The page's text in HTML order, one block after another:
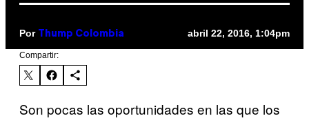
Por Thump Colombia abril 22, 2016, 1:04pm
Compartir:
Son pocas las oportunidades en las que los